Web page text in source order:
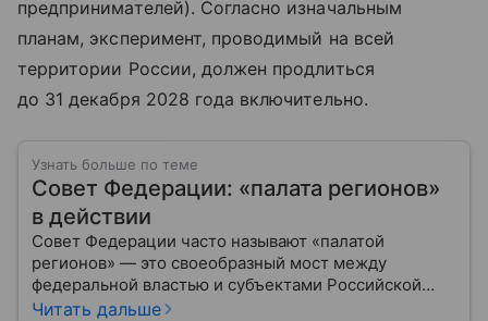
предпринимателей). Согласно изначальным
планам, эксперимент, проводимый на всей
территории России, должен продлиться
до 31 декабря 2028 года включительно.
Узнать больше по теме
Совет Федерации: «палата регионов»
в действии
Совет Федерации часто называют «палатой
регионов» — это своеобразный мост между
федеральной властью и субъектами Российской
Федерации. Если Государственная Дума выражает
Читать дальше